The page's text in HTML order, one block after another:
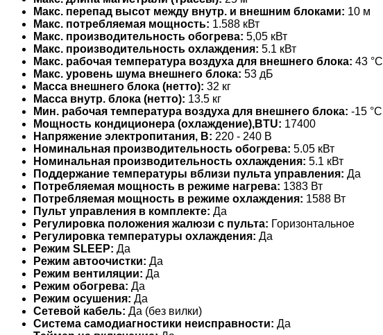
Макс. перепад высот между внутр. и внешним блоками: 10 м
Макс. потребляемая мощность: 1.588 кВт
Макс. производительность обогрева: 5,05 кВт
Макс. производительность охлаждения: 5.1 кВт
Макс. рабочая температура воздуха для внешнего блока: 43 °С
Макс. уровень шума внешнего блока: 53 дБ
Масса внешнего блока (нетто): 32 кг
Масса внутр. блока (нетто): 13.5 кг
Мин. рабочая температура воздуха для внешнего блока: -15 °С
Мощность кондиционера (охлаждение),BTU: 17400
Напряжение электропитания, В: 220 - 240 В
Номинальная производительность обогрева: 5.05 кВт
Номинальная производительность охлаждения: 5.1 кВт
Поддержание температуры вблизи пульта управления: Да
Потребляемая мощность в режиме нагрева: 1383 Вт
Потребляемая мощность в режиме охлаждения: 1588 Вт
Пульт управления в комплекте: Да
Регулировка положения жалюзи с пульта: Горизонтальное
Регулировка температуры охлаждения: Да
Режим SLEEP: Да
Режим автоочистки: Да
Режим вентиляции: Да
Режим обогрева: Да
Режим осушения: Да
Сетевой кабель: Да (без вилки)
Система самодиагностики неисправности: Да